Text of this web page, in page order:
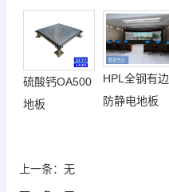
硫酸钙OA500
地板
HPL全钢有边
防静电地板
上一条： 无